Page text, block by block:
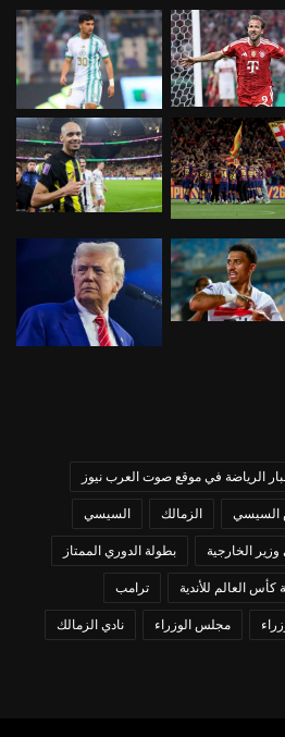
الرياضة في موقع صوت العرب نيوز
السيسي الزمالك السيسي
الخارجية بطولة الدوري الممتاز
كأس العالم للأندية ترامب
مجلس الوزراء نادي الزمالك